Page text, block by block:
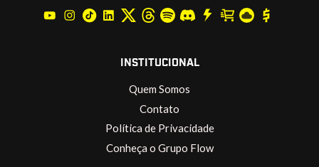
INSTITUCIONAL
Quem Somos
Contato
Política de Privacidade
Conheça o Grupo Flow